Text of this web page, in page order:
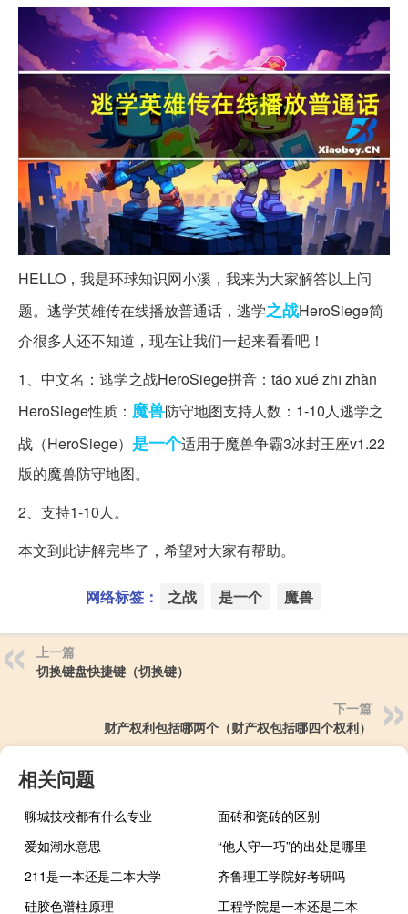
HELLO，我是环球知识网小溪，我来为大家解答以上问
题。逃学英雄传在线播放普通话，逃学之战HeroSiege简
介很多人还不知道，现在让我们一起来看看吧！
1、中文名：逃学之战HeroSiege拼音：táo xué zhī zhàn
HeroSiege性质： 魔兽防守地图支持人数：1-10人逃学之
战（HeroSiege） 是一个适用于魔兽争霸3冰封王座v1.22
版的魔兽防守地图。
2、支持1-10人。
本文到此讲解完毕了，希望对大家有帮助。
网络标签： 之战 是一个 魔兽
上一篇
切换键盘快捷键（切换键）
下一篇
财产权利包括哪两个（财产权包括哪四个权利）
相关问题
聊城技校都有什么专业
面砖和瓷砖的区别
爱如潮水意思
“他人守一巧”的出处是哪里
211是一本还是二本大学
齐鲁理工学院好考研吗
硅胶色谱柱原理
工程学院是一本还是二本